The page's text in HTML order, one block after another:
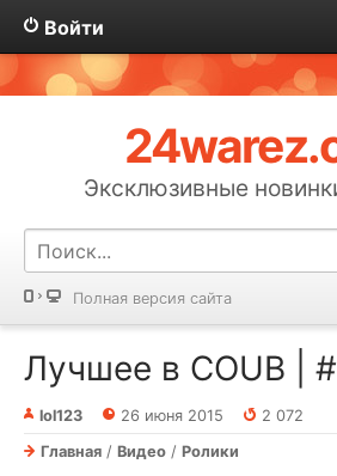
Войти
Эксклюзивные
Полная версия сайта
Лучшее в COUB |
lol123 26 июня 2015
2 072
Главная / Видео / Ролики